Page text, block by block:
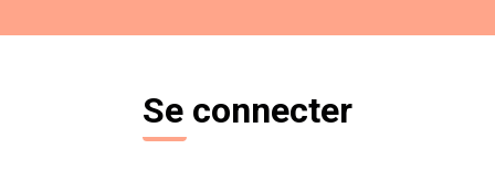
Se connecter